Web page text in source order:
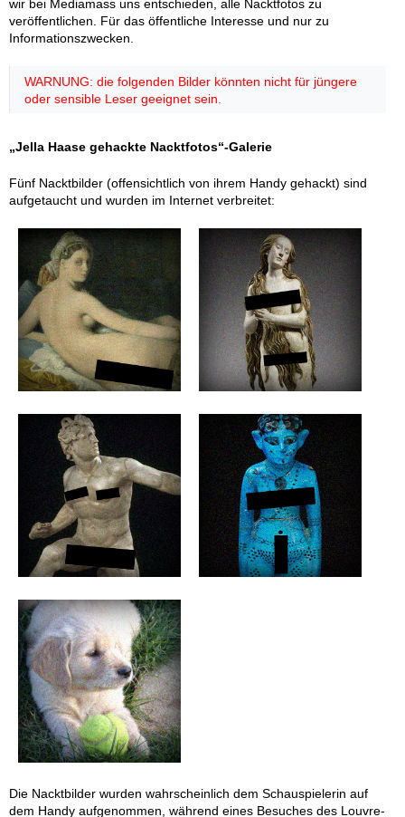
wir bei Mediamass uns entschieden, alle Nacktfotos zu
veröffentlichen. Für das öffentliche Interesse und nur zu
Informationszwecken.
WARNUNG: die folgenden Bilder könnten nicht für jüngere
oder sensible Leser geeignet sein.
„Jella Haase gehackte Nacktfotos“-Galerie
Fünf Nacktbilder (offensichtlich von ihrem Handy gehackt) sind
aufgetaucht und wurden im Internet verbreitet:
Die Nacktbilder wurden wahrscheinlich dem Schauspielerin auf
dem Handy aufgenommen, während eines Besuches des Louvre-